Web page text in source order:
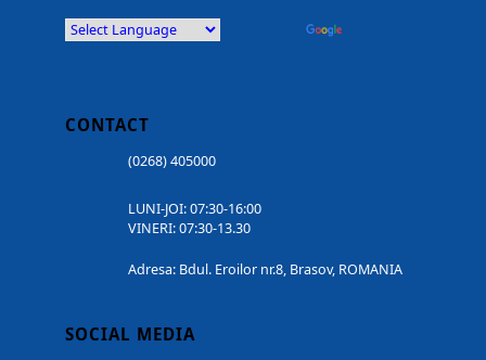
CONTACT
(0268) 405000
LUNI-JOI: 07:30-16:00
VINERI: 07:30-13.30
Adresa: Bdul. Eroilor nr.8, Brasov, ROMANIA
SOCIAL MEDIA